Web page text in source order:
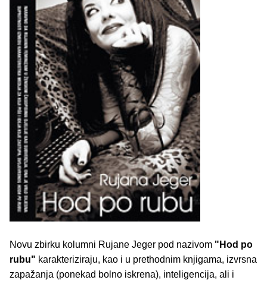
Novu zbirku kolumni Rujane Jeger pod nazivom "Hod po
rubu" karakteriziraju, kao i u prethodnim knjigama, izvrsna
zapažanja (ponekad bolno iskrena), inteligencija, ali i